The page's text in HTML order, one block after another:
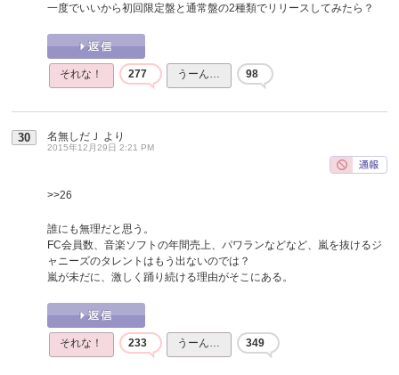
一度でいいから初回限定盤と通常盤の2種類でリリースしてみたら？
それな！ 277 うーん… 98
30 名無しだＪ より
2015年12月29日 2:21 PM
>>26
誰にも無理だと思う。
FC会員数、音楽ソフトの年間売上、パワランなどなど、嵐を抜けるジ
ャニーズのタレントはもう出ないのでは？
嵐が未だに、激しく踊り続ける理由がそこにある。
それな！ 233 うーん… 349